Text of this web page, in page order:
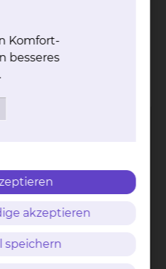
der Geriatrie
AVB
Datenschutz
Klinikum
gGmbH
Komfort-
besseres
akzeptieren
speichern